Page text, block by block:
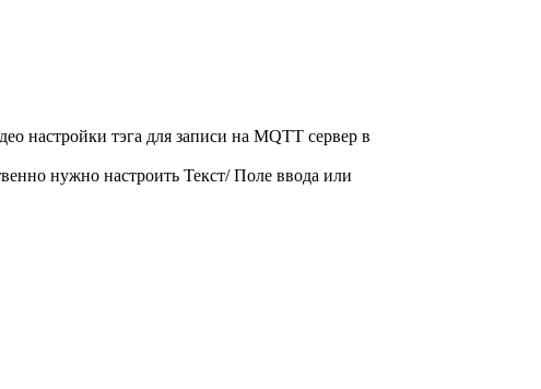
настройки тэга для записи на MQTT сервер в
нужно настроить Текст/ Поле ввода или